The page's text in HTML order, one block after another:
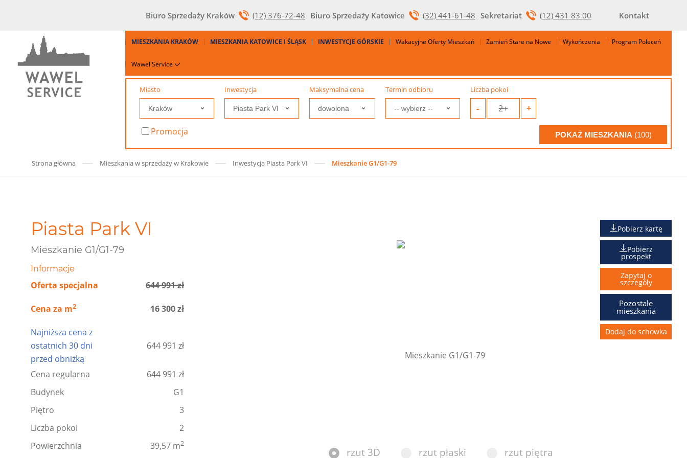
Kontakt
Biuro Sprzedaży Kraków (12) 376-72-48 Biuro Sprzedaży Katowice (32) 441-61-48 Sekretariat (12) 431 83 00
MIESZKANIA KRAKÓW MIESZKANIA KATOWICE I ŚLĄSK INWESTYCJE GÓRSKIE Wakacyjne Oferty Mieszkań Zamień Stare na Nowe Wykończenia Program Poleceń
Wawel Service
Miasto Inwestycja Maksymalna cena Termin odbioru Liczba pokoi
- 2+ +
Promocja POKAŻ MIESZKANIA (100)
Strona główna Mieszkania w sprzedaży w Krakowie Inwestycja Piasta Park VI Mieszkanie G1/G1-79
Piasta Park VI
Mieszkanie G1/G1-79
Informacje
Oferta specjalna 644 991 zł
Cena za m2 16 300 zł
Najniższa cena z
ostatnich 30 dni
przed obniżką
644 991 zł
Cena regularna
644 991 zł
Budynek
G1
Piętro
3
Liczba pokoi
2
Powierzchnia
39,57 m2
rzut 3D rzut płaski rzut piętra
Pobierz kartę
Pobierz
prospekt
Zapytaj o
szczegóły
Pozostałe
mieszkania
Dodaj do schowka